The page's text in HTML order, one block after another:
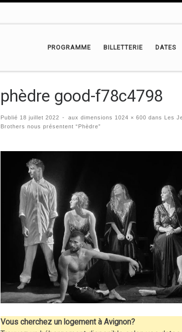
PROGRAMME BILLETTERIE DATES
phèdre good-f78c4798
Publié 18 juillet 2022 - aux dimensions 1024 × 600 dans Les
Brothers nous présentent “Phèdre”
Navigation des images
Vous cherchez un logement à Avignon?